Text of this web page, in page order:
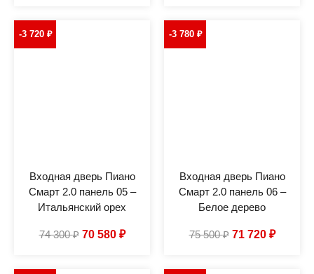
-3 720 ₽
Входная дверь Пиано
Смарт 2.0 панель 05 –
Итальянский орех
74 300₽ 70 580 ₽
-3 780 ₽
Входная дверь Пиано
Смарт 2.0 панель 06 –
Белое дерево
75 500₽ 71 720 ₽